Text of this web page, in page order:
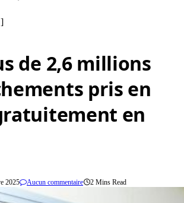
de 2,6 millions
pris en
en
2025 Aucun commentaire 2 Mins Read